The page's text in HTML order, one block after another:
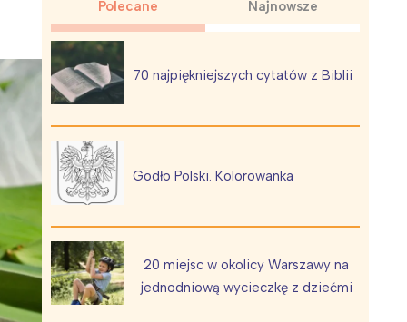
Polecane Najnowsze
70 najpiękniejszych cytatów z Biblii
Godło Polski. Kolorowanka
20 miejsc w okolicy Warszawy na
jednodniową wycieczkę z dziećmi